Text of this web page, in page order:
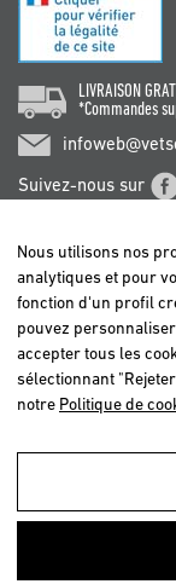
Nous utilisons nos
utilisateurs et
LIVRAISON
*Commandes
Suivez-nous sur
Nous utilisons nos
analytiques et pour
fonction d'un profil
pouvez
accepter tous les
sélectionnant
notre Politique de